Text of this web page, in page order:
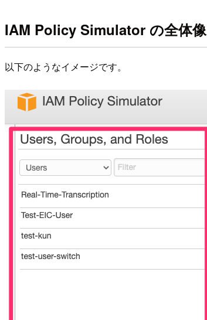
IAM Policy Simulator の全体像
以下のようなイメージです。